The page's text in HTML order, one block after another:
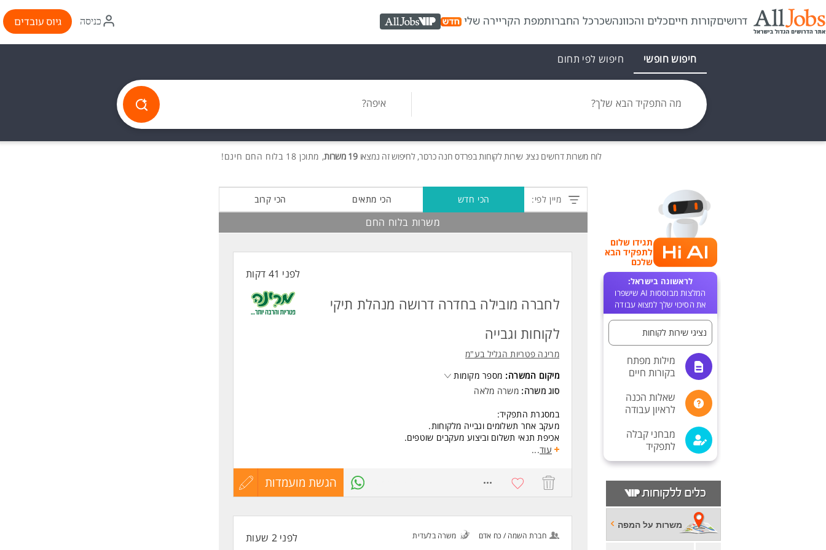
דרושיםקורות חייםכלים והכוונהשכרכל החברותמפת הקריירה שלי AllJobs VIP
איקון
התחברות
כניסה גיוס עובדים
חיפוש חופשי חיפוש לפי תחום
מה התפקיד הבא שלך? איפה?
לוח משרותדרושים נציג שירות לקוחות בפרדס חנה כרכור, לחיפוש זה נמצאו19 משרות , מתוכן 18 בלוח החם חינם!
תגידו שלום
לתפקיד הבא
שלכם
לראשונה בישראל:
המלצות מבוססות AI שישפרו
את הסיכוי שלך למצוא עבודה
נציגי שירות לקוחות
מילות מפתח
בקורות חיים
שאלות הכנה
לראיון עבודה
מבחני קבלה
לתפקיד
משרות על המפה
מיין לפי: הכי חדש הכי מתאים הכי קרוב
משרות בלוח החם
לפני 41 דקות
לחברה מובילה בחדרה דרושה מנהלת תיקי
לקוחות וגבייה
מרינה פטריות הגליל בע"מ
מיקום המשרה: מספר מקומות
סוג משרה: משרה מלאה
במסגרת התפקיד:
מעקב אחר תשלומים וגבייה מלקוחות.
אכיפת תנאי תשלום וביצוע מעקבים שוטפים.
עבודה מול ממשקים פנים-ארגוניים
דרישות:
ידע בתוכנות Office - חובה.
ידע או ניסיון בהנהלת חשבונות - יתרון בלבד.
עוד...
הגשת מועמדות
עדכון
חברת השמה / כח אדם משרה בלעדית לפני 2 שעות